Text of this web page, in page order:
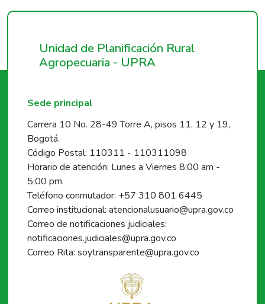
Unidad de Planificación Rural
Agropecuaria - UPRA
Sede principal
Carrera 10 No. 28-49 Torre A, pisos 11, 12 y 19,
Bogotá.
Código Postal: 110311 - 110311098
Horario de atención: Lunes a Viernes 8:00 am -
5:00 pm.
Teléfono conmutador: +57 310 801 6445
Correo institucional: atencionalusuario@upra.gov.co
Correo de notificaciones judiciales:
notificaciones.judiciales@upra.gov.co
Correo Rita: soytransparente@upra.gov.co